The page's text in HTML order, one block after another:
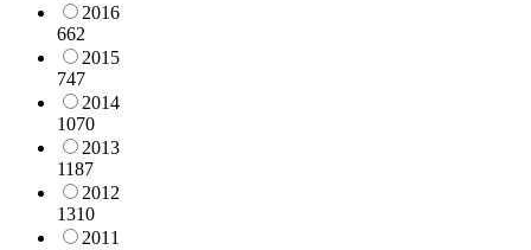
2016
662
2015
747
2014
1070
2013
1187
2012
1310
2011